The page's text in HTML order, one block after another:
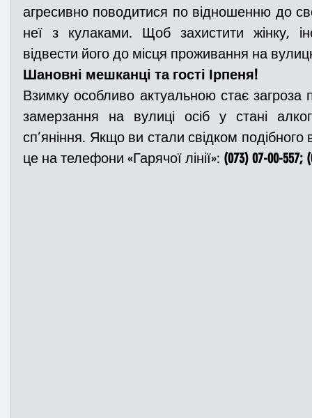
Війна Розмінування Добровільна
Курс спротиву Цивільний захист
Громадське формування
агресивно поводитися по відношенню до
неї з кулаками. Щоб захистити жінку,
відвести його до місця проживання на
Шановні мешканці та гості Ірпеня!
Взимку особливо актуальною стає загроза
замерзання на вулиці осіб у стані
сп’яніння. Якщо ви стали свідком
це на телефони «Гарячої лінії»: (073) 07-00-557;